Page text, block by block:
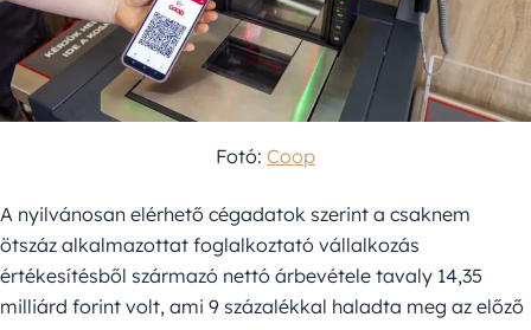
Fotó: Coop
A nyilvánosan elérhető cégadatok szerint a csaknem
ötszáz alkalmazottat foglalkoztató vállalkozás
értékesítésből származó nettó árbevétele tavaly 14,35
milliárd forint volt, ami 9 százalékkal haladta meg az előző